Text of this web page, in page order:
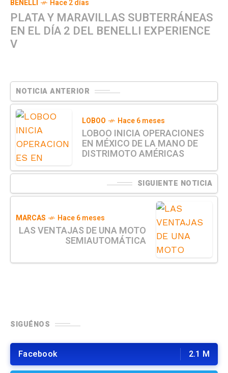
BENELLI Hace 2 días
PLATA Y MARAVILLAS SUBTERRÁNEAS
EN EL DÍA 2 DEL BENELLI EXPERIENCE
V
NOTICIA ANTERIOR
LOBOO Hace 6 meses
LOBOO INICIA OPERACIONES
EN MÉXICO DE LA MANO DE
DISTRIMOTO AMÉRICAS
SIGUIENTE NOTICIA
MARCAS Hace 6 meses
LAS VENTAJAS DE UNA MOTO
SEMIAUTOMÁTICA
SIGUÉNOS
Facebook 2.1 M